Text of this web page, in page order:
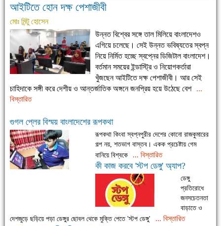
আইটিতে হোন দক্ষ পেশাজীবী
মোঃ মিন্টু হোসেন
উন্নত বিশ্বের সঙ্গে তাল মিলিয়ে বাংলাদেশও
এগিয়ে চলেছে। সেই উন্নত ভবিষ্যতের স্বপ্ন
নিয়ে নির্মিত হচ্ছে স্বপ্নের ডিজিটাল বাংলাদেশ।
বর্তমান সময়ের ইন্ডাস্ট্রি ও নিয়োগকর্তারা
খুঁজছেন আইটিতে দক্ষ পেশাজীবী। আর সেই
চাহিদাকে সঙ্গী করে দেশীয় ও আন্তর্জাতিক অঙ্গনে জনপ্রিয় হয়ে উঠেছে বেশ
...
বিস্তারিত
গুগল প্লের বিস্ময় বাংলাদেশের রূপকথা
রূপকথা কিংবা স্বপ্নপুরীর দেশের কোনো রাজকুমারের
গল্প নয়, শতভাগ বাস্তব। একক প্রচেষ্টায় গেম
বানিয়ে বিশ্বকে
... বিস্তারিত
কী কাজ করবে 'স্টপ ডেঙ্গু' অ্যাপ?
ডেঙ্গু
প্রতিরোধে
জনসচেতনতা
বাড়াতে ও
দেশজুড়ে ছড়িয়ে পড়া ডেঙ্গুর ছোবল থেকে মুক্তি পেতে 'স্টপ ডেঙ্গু'
... বিস্তারিত